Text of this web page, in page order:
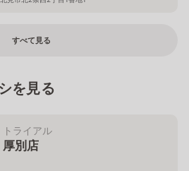
すべて見る
を見る
トライアル
厚別店